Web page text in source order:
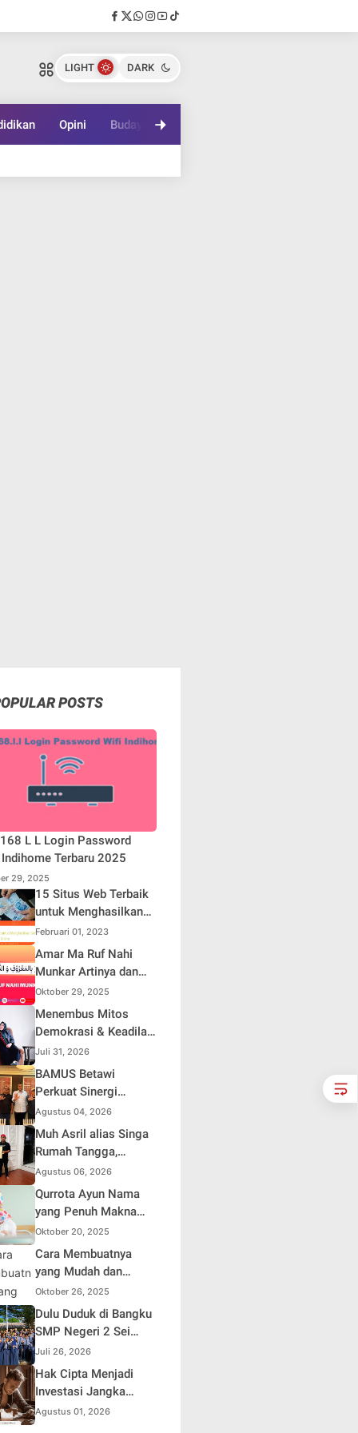
LIGHT DARK
Opini Budaya
POSTS
L L Login Password
Terbaru 2025
29, 2025
15 Situs Web Terbaik
untuk Menghasilkan
Uang Online
Februari 01, 2023
Amar Ma Ruf Nahi
Munkar Artinya dan
Maknanya dalam
Islam
Oktober 29, 2025
Menembus Mitos
Demokrasi & Keadilan
Sosial: Adv. Fara
Fariha Rodliyana
Soroti Distorsi
Simpati Publik dan
Aksi Main Hakim
Sendiri
Juli 31, 2026
BAMUS Betawi
Perkuat Sinergi
dengan Polda Metro
Jaya, Tegaskan
Komitmen Menjaga
Jakarta Aman, Damai,
dan Kondusif Jelang
HUT ke-81 Republik
Indonesia
Agustus 04, 2026
Muh Asril alias Singa
Rumah Tangga,
Kreator Kocak yang
Jago Bikin Kisah
Suami Takut Istri Jadi
Hiburan
Agustus 06, 2026
Qurrota Ayun Nama
yang Penuh Makna
dalam Kehidupan
Muslim Indonesia
Oktober 20, 2025
Cara Membuatnya
yang Mudah dan
Efisien untuk Pemula
Oktober 26, 2025
Dulu Duduk di Bangku
SMP Negeri 2 Sei
Rampah, Kini Penulis
Mulai Aja Dulu Ilham
Febryan Kembali
sebagai Pemateri
untuk Menginspirasi
Juli 26, 2026
Hak Cipta Menjadi
Investasi Jangka
Panjang bagi Penulis
Agustus 01, 2026